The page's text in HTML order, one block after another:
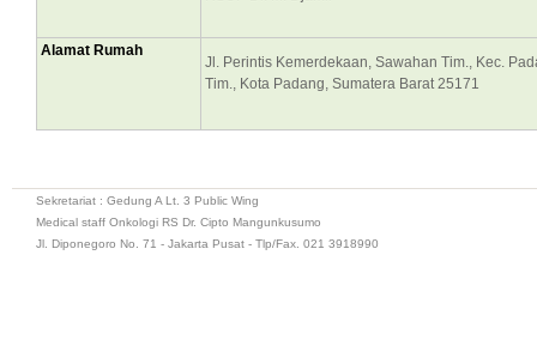
Alamat Rumah
Jl. Perintis Kemerdekaan, Sawahan Tim., Kec.
Tim., Kota Padang, Sumatera Barat 25171
Sekretariat : Gedung A Lt. 3 Public Wing
Medical staff Onkologi RS Dr. Cipto Mangunkusumo
Jl. Diponegoro No. 71 - Jakarta Pusat - Tlp/Fax. 021 3918990